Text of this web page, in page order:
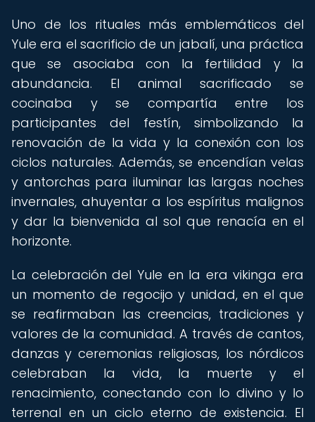
Uno de los rituales más emblemáticos del
Yule era el sacrificio de un jabalí, una práctica
que se asociaba con la fertilidad y la
abundancia. El animal sacrificado se
cocinaba y se compartía entre los
participantes del festín, simbolizando la
renovación de la vida y la conexión con los
ciclos naturales. Además, se encendían velas
y antorchas para iluminar las largas noches
invernales, ahuyentar a los espíritus malignos
y dar la bienvenida al sol que renacía en el
horizonte.
La celebración del Yule en la era vikinga era
un momento de regocijo y unidad, en el que
se reafirmaban las creencias, tradiciones y
valores de la comunidad. A través de cantos,
danzas y ceremonias religiosas, los nórdicos
celebraban la vida, la muerte y el
renacimiento, conectando con lo divino y lo
terrenal en un ciclo eterno de existencia. El